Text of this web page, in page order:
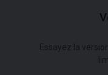
Essayez la